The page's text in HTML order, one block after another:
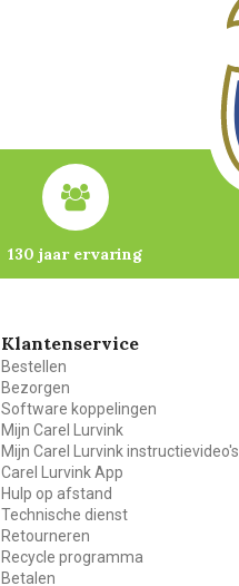
130 jaar ervaring
Klantenservice
Bestellen
Bezorgen
Software koppelingen
Mijn Carel Lurvink
Mijn Carel Lurvink instructievideo's
Carel Lurvink App
Hulp op afstand
Technische dienst
Retourneren
Recycle programma
Betalen